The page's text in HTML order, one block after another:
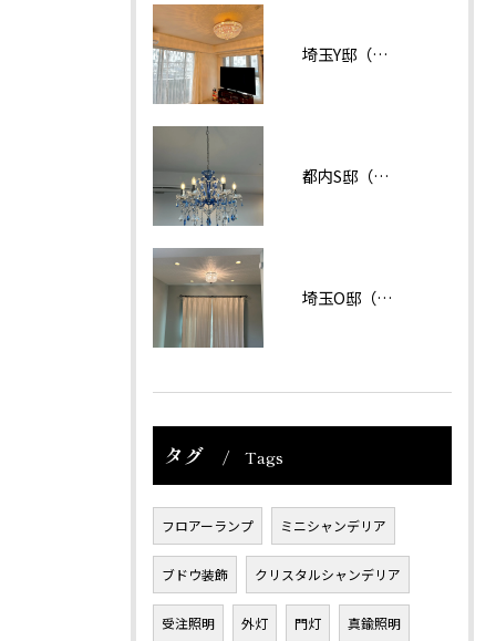
埼玉Y邸（マンション）
都内S邸（マンション）
埼玉O邸（戸建て）
タグ Tags
フロアーランプ ミニシャンデリア
ブドウ装飾 クリスタルシャンデリア
受注照明 外灯 門灯 真鍮照明